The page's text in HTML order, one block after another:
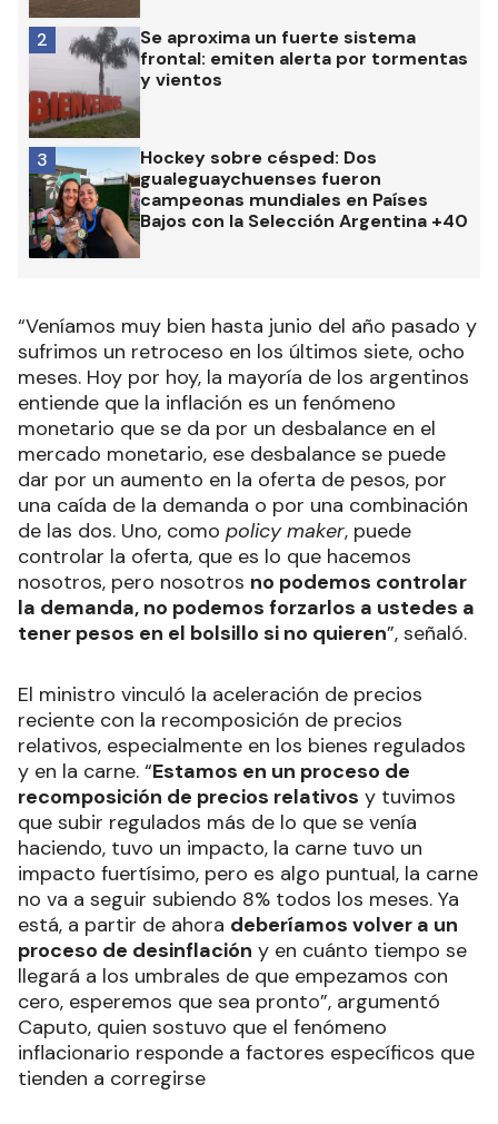
Se aproxima un fuerte sistema
frontal: emiten alerta por tormentas
y vientos
2
Hockey sobre césped: Dos
gualeguaychuenses fueron
campeonas mundiales en Países
Bajos con la Selección Argentina +40
3
“Veníamos muy bien hasta junio del año pasado y
sufrimos un retroceso en los últimos siete, ocho
meses. Hoy por hoy, la mayoría de los argentinos
entiende que la inflación es un fenómeno
monetario que se da por un desbalance en el
mercado monetario, ese desbalance se puede
dar por un aumento en la oferta de pesos, por
una caída de la demanda o por una combinación
de las dos. Uno, como policy maker, puede
controlar la oferta, que es lo que hacemos
nosotros, pero nosotros no podemos controlar
la demanda, no podemos forzarlos a ustedes a
tener pesos en el bolsillo si no quieren”, señaló.
El ministro vinculó la aceleración de precios
reciente con la recomposición de precios
relativos, especialmente en los bienes regulados
y en la carne. “Estamos en un proceso de
recomposición de precios relativos y tuvimos
que subir regulados más de lo que se venía
haciendo, tuvo un impacto, la carne tuvo un
impacto fuertísimo, pero es algo puntual, la carne
no va a seguir subiendo 8% todos los meses. Ya
está, a partir de ahora deberíamos volver a un
proceso de desinflación y en cuánto tiempo se
llegará a los umbrales de que empezamos con
cero, esperemos que sea pronto”, argumentó
Caputo, quien sostuvo que el fenómeno
inflacionario responde a factores específicos que
tienden a corregirse